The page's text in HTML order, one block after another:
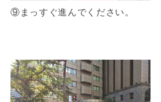
⑨まっすぐ進んでください。